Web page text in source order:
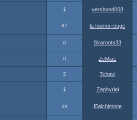
1 versbond008
87 la fourmi rouge
0 Skaroots33
0 ZeMiaL
2 Tchavi
1 Zephyriel
29 f5alchimiste